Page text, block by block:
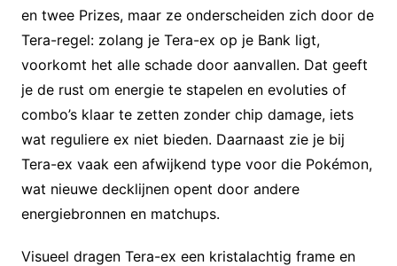
en twee Prizes, maar ze onderscheiden zich door de
Tera-regel: zolang je Tera-ex op je Bank ligt,
voorkomt het alle schade door aanvallen. Dat geeft
je de rust om energie te stapelen en evoluties of
combo’s klaar te zetten zonder chip damage, iets
wat reguliere ex niet bieden. Daarnaast zie je bij
Tera-ex vaak een afwijkend type voor die Pokémon,
wat nieuwe decklijnen opent door andere
energiebronnen en matchups.
Visueel dragen Tera-ex een kristalachtig frame en